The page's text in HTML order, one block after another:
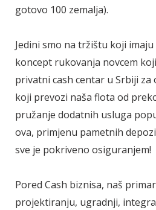
gotovo 100 zemalja).
Jedini smo na tržištu koji
koncept rukovanja novcem
privatni cash centar u Srbiji za
koji prevozi naša flota od
pružanje dodatnih usluga
ova, primjenu pametnih
sve je pokriveno osiguranjem!
Pored Cash biznisa, naš
projektiranju, ugradnji,